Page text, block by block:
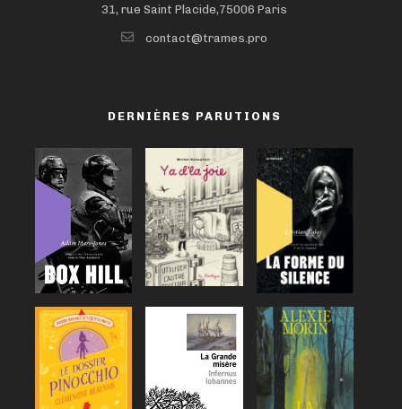
31, rue Saint Placide,75006 Paris
contact@trames.pro
DERNIÈRES PARUTIONS